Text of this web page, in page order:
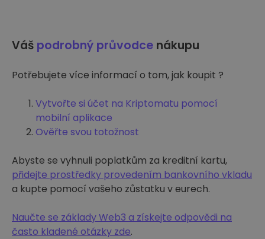
Váš podrobný průvodce nákupu
Potřebujete více informací o tom, jak koupit ?
Vytvořte si účet na Kriptomatu pomocí
mobilní aplikace
Ověřte svou totožnost
Abyste se vyhnuli poplatkům za kreditní kartu,
přidejte prostředky provedením bankovního vkladu
a kupte pomocí vašeho zůstatku v eurech.
Naučte se základy Web3 a získejte odpovědi na
často kladené otázky zde.